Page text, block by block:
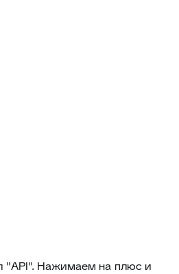
"API". Нажимаем на плюс и